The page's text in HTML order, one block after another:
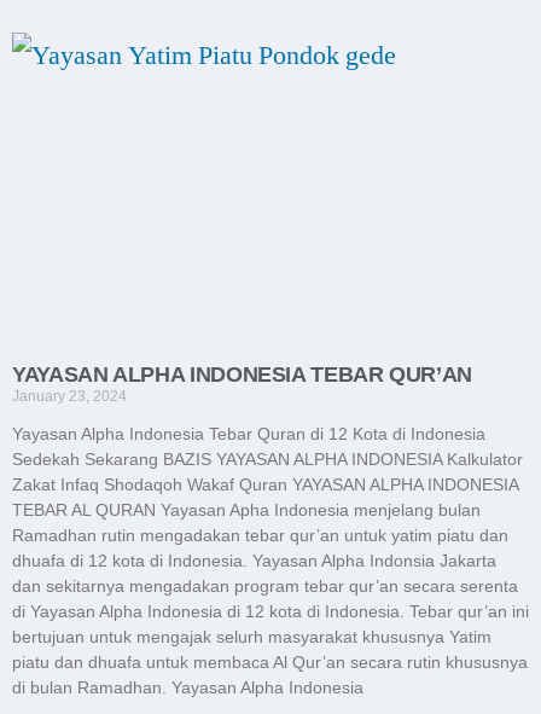
YAYASAN ALPHA INDONESIA TEBAR QUR’AN
January 23, 2024
Yayasan Alpha Indonesia Tebar Quran di 12 Kota di Indonesia
Sedekah Sekarang BAZIS YAYASAN ALPHA INDONESIA Kalkulator
Zakat Infaq Shodaqoh Wakaf Quran YAYASAN ALPHA INDONESIA
TEBAR AL QURAN Yayasan Apha Indonesia menjelang bulan
Ramadhan rutin mengadakan tebar qur’an untuk yatim piatu dan
dhuafa di 12 kota di Indonesia. Yayasan Alpha Indonsia Jakarta
dan sekitarnya mengadakan program tebar qur’an secara serenta
di Yayasan Alpha Indonesia di 12 kota di Indonesia. Tebar qur’an ini
bertujuan untuk mengajak selurh masyarakat khususnya Yatim
piatu dan dhuafa untuk membaca Al Qur’an secara rutin khususnya
di bulan Ramadhan. Yayasan Alpha Indonesia